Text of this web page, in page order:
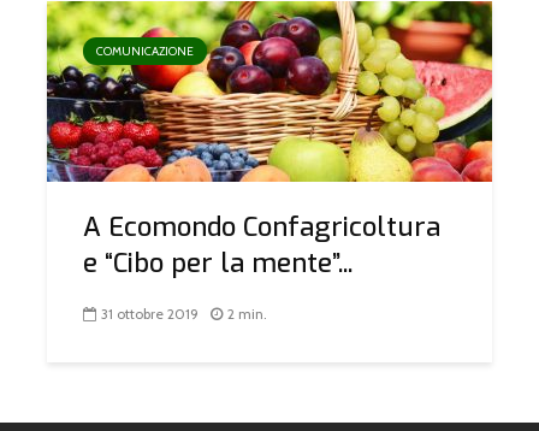
COMUNICAZIONE
A Ecomondo Confagricoltura
e “Cibo per la mente”...
31 ottobre 2019 2 min.